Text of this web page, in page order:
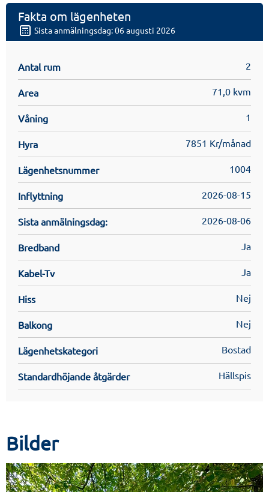
Fakta om lägenheten
Sista anmälningsdag: 06 augusti 2026
Antal rum 2
Area 71,0 kvm
Våning 1
Hyra 7851 Kr/månad
Lägenhetsnummer 1004
Inflyttning 2026-08-15
Sista anmälningsdag: 2026-08-06
Bredband Ja
Kabel-Tv Ja
Hiss Nej
Balkong Nej
Lägenhetskategori Bostad
Standardhöjande åtgärder Hällspis
Bilder